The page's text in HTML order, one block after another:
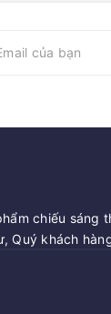
chiếu sáng
Quý khách